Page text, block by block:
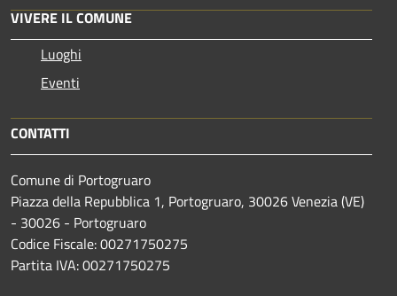
VIVERE IL COMUNE
Luoghi
Eventi
CONTATTI
Comune di Portogruaro
Piazza della Repubblica 1, Portogruaro, 30026 Venezia (VE)
- 30026 - Portogruaro
Codice Fiscale: 00271750275
Partita IVA: 00271750275